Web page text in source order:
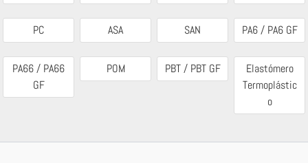
PC ASA SAN PA6 / PA6 GF
PA66 / PA66
GF
POM PBT / PBT GF
Elastómero
Termoplástic
o